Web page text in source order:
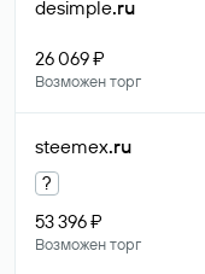
desimple.ru
26 069 ₽
Возможен торг
steemex.ru
?
53 396 ₽
Возможен торг